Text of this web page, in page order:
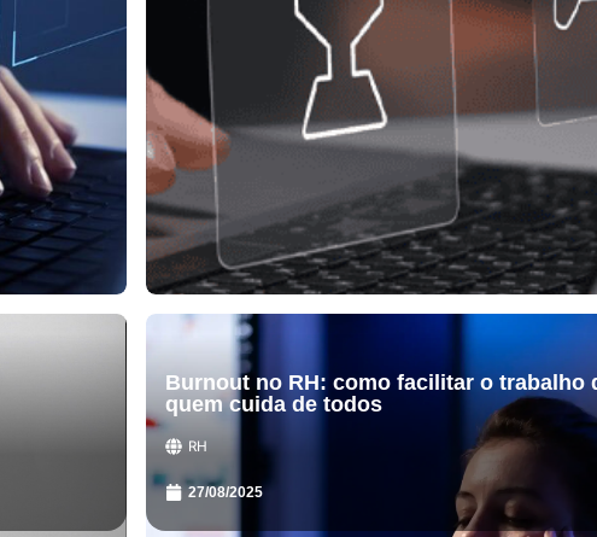
Burnout no RH: como facilitar o trabalho
quem cuida de todos
RH
27/08/2025